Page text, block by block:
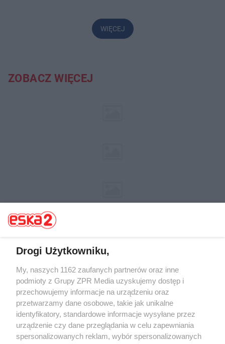
WIĘCEJ
ZOBACZ WIĘCEJ
Żaden utwór zamieszczony w serwisie nie może być powielany i
rozpowszechniany lub dalej rozpowszechniany w jakikolwiek sposób (w
tym także elektroniczny lub mechaniczny) na jakimkolwiek polu
eksploatacji w jakiejkolwiek formie, włącznie z umieszczaniem w Internecie
bez pisemnej zgody właściciela praw. Jakiekolwiek użycie lub
wykorzystanie utworów w całości lub w części z naruszeniem prawa, tzn.
bez właściwej zgody, jest zabronione pod groźbą kary i może być ścigane
prawnie.
Drogi Użytkowniku,
My, naszych 1162 zaufanych partnerów oraz inne
podmioty z Grupy ZPR Media uzyskujemy dostęp i
przechowujemy informacje na urządzeniu oraz
przetwarzamy dane osobowe, takie jak unikalne
identyfikatory, standardowe informacje wysyłane przez
urządzenie czy dane przeglądania w celu zapewniania
spersonalizowanych reklam, wybór spersonalizowanych